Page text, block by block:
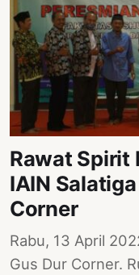
Rawat Spirit
IAIN
Corner
Rabu, 13 April
Gus Dur Corner.